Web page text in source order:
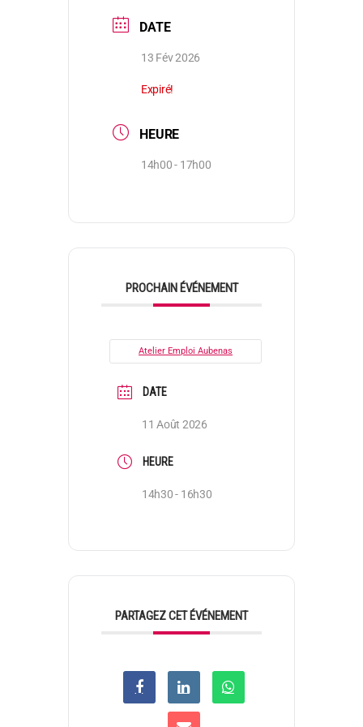
DATE
13 Fév 2026
Expiré!
HEURE
14h00 - 17h00
PROCHAIN ÉVÉNEMENT
Atelier Emploi Aubenas
DATE
11 Août 2026
HEURE
14h30 - 16h30
PARTAGEZ CET ÉVÉNEMENT